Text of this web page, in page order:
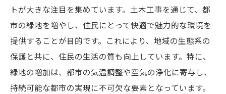
トが大きな注目を集めています。土木工事を通じて、都
市の緑地を増やし、住民にとって快適で魅力的な環境を
提供することが目的です。これにより、地域の生態系の
保護と共に、住民の生活の質も向上しています。特に、
緑地の増加は、都市の気温調整や空気の浄化に寄与し、
持続可能な都市の実現に不可欠な要素となっています。